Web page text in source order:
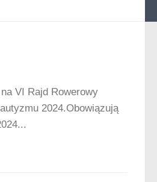
VI Rajd Rowerowy
2024.Obowiązują